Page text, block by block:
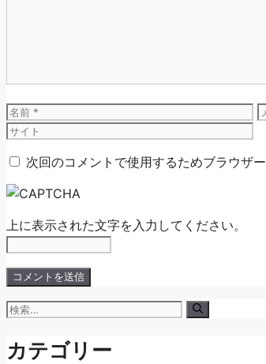
名
前
次回のコメントで使用するためブラウザ
上に表示された文字を入力してください。
検
カテゴリー